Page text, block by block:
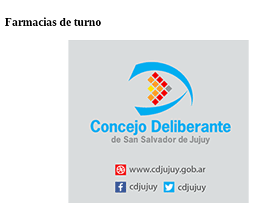
Farmacias de turno